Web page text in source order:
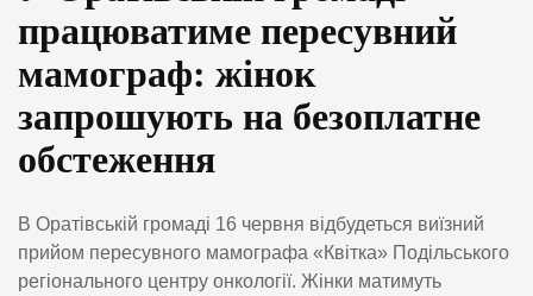
працюватиме пересувний
мамограф: жінок
запрошують на безоплатне
обстеження
В Оратівській громаді 16 червня відбудеться виїзний
прийом пересувного мамографа «Квітка» Подільського
регіонального центру онкології. Жінки матимуть